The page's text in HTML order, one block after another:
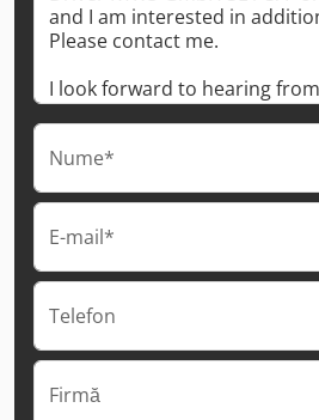
Nume*
E-mail*
Telefon
Firmă